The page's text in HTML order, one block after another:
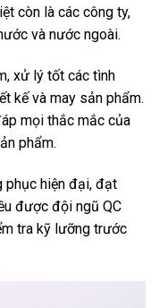
còn là các công ty,
và nước ngoài.
xử lý tốt các tình
kế và may sản phẩm.
mọi thắc mắc của
phẩm.
phục hiện đại, đạt
được đội ngũ QC
tra kỹ lưỡng trước